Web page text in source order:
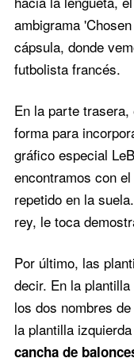
ambigrama
cápsula, donde
futbolista francés.
En la parte
forma para
gráfico especial
encontramos con
repetido en la
rey, le toca
Por último, las
decir. En la
los dos nombres
la plantilla izquierda
cancha de